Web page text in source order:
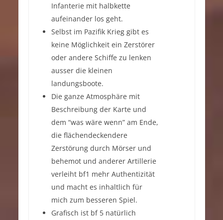
Infanterie mit halbkette
aufeinander los geht.
Selbst im Pazifik Krieg gibt es
keine Möglichkeit ein Zerstörer
oder andere Schiffe zu lenken
ausser die kleinen
landungsboote.
Die ganze Atmosphäre mit
Beschreibung der Karte und
dem “was wäre wenn” am Ende,
die flächendeckendere
Zerstörung durch Mörser und
behemot und anderer Artillerie
verleiht bf1 mehr Authentizität
und macht es inhaltlich für
mich zum besseren Spiel.
Grafisch ist bf 5 natürlich